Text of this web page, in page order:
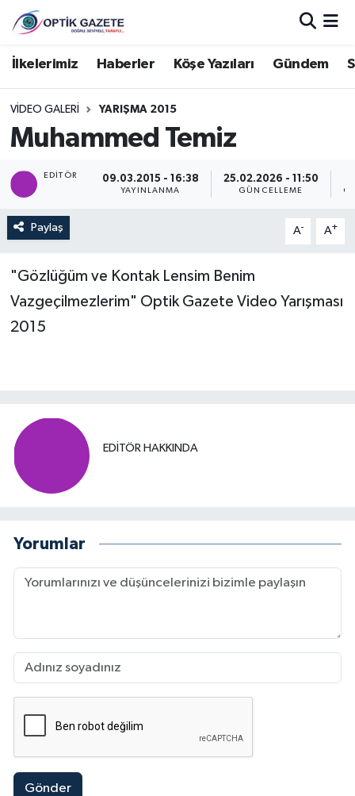
İlkelerimiz Haberler Köşe Yazıları Gündem
VIDEO GALERI YARIŞMA 2015
Muhammed Temiz
EDITÖR 09.03.2015 - 16:38
YAYINLANMA
25.02.2026 - 11:50
GÜNCELLEME
Paylaş A- A+
"Gözlüğüm ve Kontak Lensim Benim
Vazgeçilmezlerim" Optik Gazete Video Yarışması
2015
EDITÖR HAKKINDA
Yorumlar
Gönder
Nöbetçi Eczaneler
Hava Durumu
İstanbul Namaz Vakitleri
Trafik Durumu
Süper Lig Puan Durumu ve Fikstür
Son Dakika Haberleri